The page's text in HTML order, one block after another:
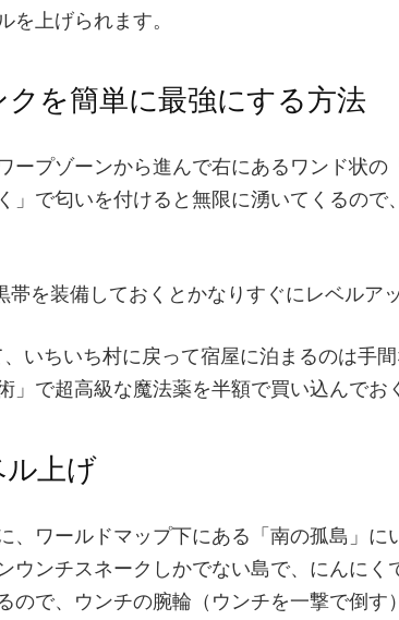
を上げられます。
を簡単に最強にする方法
ープゾーンから進んで右にあるワンド状の
」で匂いを付けると無限に湧いてくるので
帯を装備しておくとかなりすぐにレベルアッ
いちいち村に戻って宿屋に泊まるのは手
」で超高級な魔法薬を半額で買い込んでお
ル上げ
、ワールドマップ下にある「南の孤島」に
ウンチスネークしかでない島で、にんにく
ので、ウンチの腕輪（ウンチを一撃で倒す